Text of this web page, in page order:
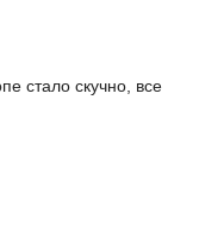
стало скучно, все